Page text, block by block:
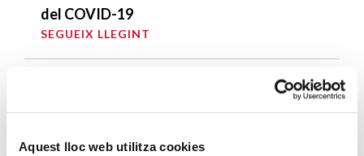
Aquest lloc web utilitza cookies
del COVID-19
SEGUEIX LLEGINT
esglésies